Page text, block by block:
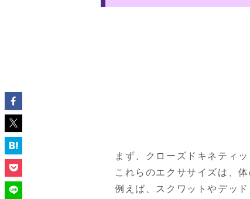
まず、クローズドキネティ
これらのエクササイズは、
例えば、スクワットやデッ